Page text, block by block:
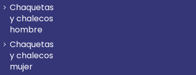
Chaquetas
y chalecos
hombre
Chaquetas
y chalecos
mujer